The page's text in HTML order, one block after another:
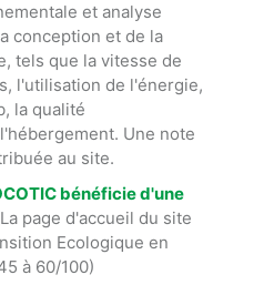
et analyse
conception et de la
tels que la vitesse de
l'utilisation de l'énergie,
la qualité
Une note
au site.
bénéficie d'une
page d'accueil du site
Ecologique en
à 60/100)